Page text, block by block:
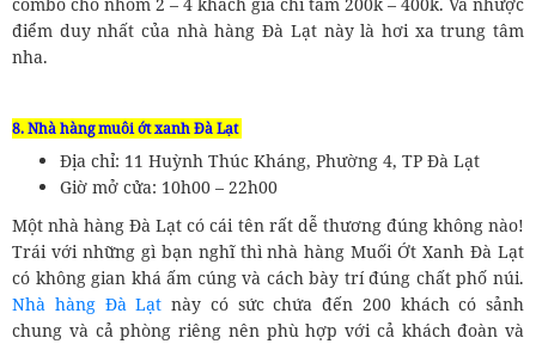
combo cho nhóm 2 – 4 khách giá chỉ tầm 200k – 400k. Và nhược
điểm duy nhất của nhà hàng Đà Lạt này là hơi xa trung tâm
nha.
8. Nhà hàng muôi ớt xanh Đà Lạt
Địa chỉ: 11 Huỳnh Thúc Kháng, Phường 4, TP Đà Lạt
Giờ mở cửa: 10h00 – 22h00
Một nhà hàng Đà Lạt có cái tên rất dễ thương đúng không nào!
Trái với những gì bạn nghĩ thì nhà hàng Muối Ớt Xanh Đà Lạt
có không gian khá ấm cúng và cách bày trí đúng chất phố núi.
Nhà hàng Đà Lạt này có sức chứa đến 200 khách có sảnh
chung và cả phòng riêng nên phù hợp với cả khách đoàn và